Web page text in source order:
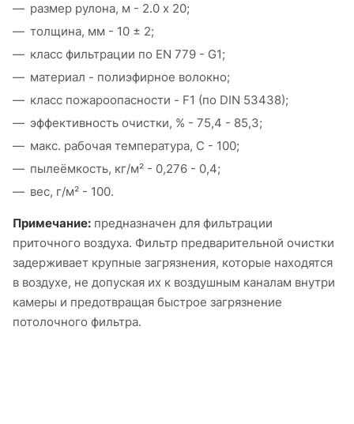
размер рулона, м - 2.0 х 20;
толщина, мм - 10 ± 2;
класс фильтрации по EN 779 - G1;
материал - полиэфирное волокно;
класс пожароопасности - F1 (по DIN 53438);
эффективность очистки, % - 75,4 - 85,3;
макс. рабочая температура, С - 100;
пылеёмкость, кг/м² - 0,276 - 0,4;
вес, г/м² - 100.
Примечание: предназначен для фильтрации
приточного воздуха. Фильтр предварительной очистки
задерживает крупные загрязнения, которые находятся
в воздухе, не допуская их к воздушным каналам внутри
камеры и предотвращая быстрое загрязнение
потолочного фильтра.